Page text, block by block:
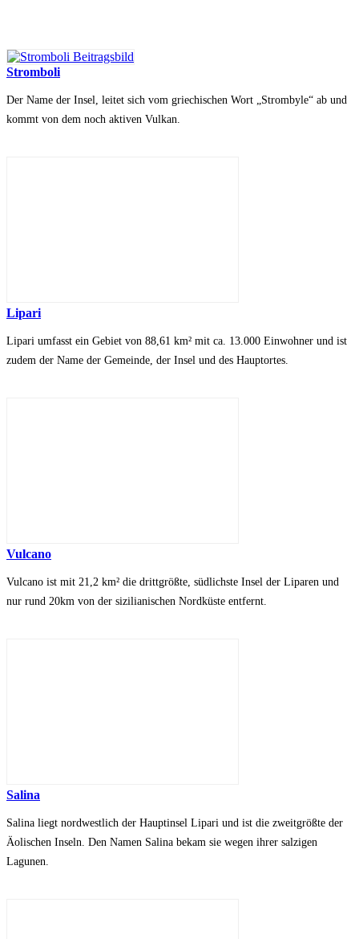
Stromboli
Der Name der Insel, leitet sich vom griechischen Wort „Strombyle“ ab und
kommt von dem noch aktiven Vulkan.
Lipari
Lipari umfasst ein Gebiet von 88,61 km² mit ca. 13.000 Einwohner und ist
zudem der Name der Gemeinde, der Insel und des Hauptortes.
Vulcano
Vulcano ist mit 21,2 km² die drittgrößte, südlichste Insel der Liparen und
nur rund 20km von der sizilianischen Nordküste entfernt.
Salina
Salina liegt nordwestlich der Hauptinsel Lipari und ist die zweitgrößte der
Äolischen Inseln. Den Namen Salina bekam sie wegen ihrer salzigen
Lagunen.